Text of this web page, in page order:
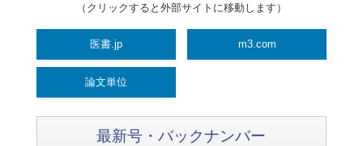
（クリックすると外部サイトに移動します）
医書.jp m3.com
論文単位
最新号・バックナンバー